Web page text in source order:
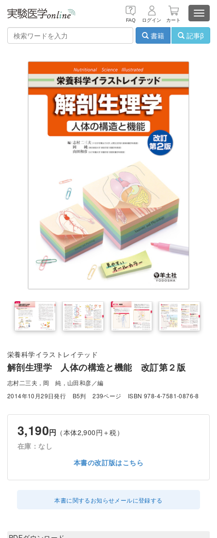
FAQ ログイン カート
書籍
記事β
栄養科学イラストレイテッド
解剖生理学 人体の構造と機能 改訂第２版
志村二三夫，岡 純，山田和彦／編
2014年10月29日発行
B5判 239ページ ISBN 978-4-7581-0876-8
3,190円 （本体2,900円＋税）
在庫：なし
本書の改訂版はこちら
本書に関するお知らせメールに登録する